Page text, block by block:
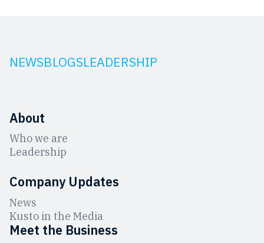
NEWSBLOGSLEADERSHIP
About
Who we are
Leadership
Company Updates
News
Kusto in the Media
Meet the Business